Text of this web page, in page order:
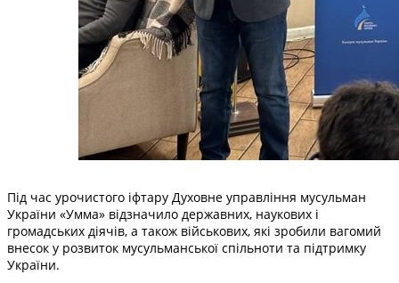
Під час урочистого іфтару Духовне управління мусульман
України «Умма» відзначило державних, наукових і
громадських діячів, а також військових, які зробили вагомий
внесок у розвиток мусульманської спільноти та підтримку
України.